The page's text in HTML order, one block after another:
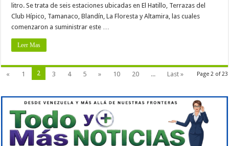
litro. Se trata de seis estaciones ubicadas en El Hatillo, Terrazas del
Club Hípico, Tamanaco, Blandín, La Floresta y Altamira, las cuales
comenzaron a suministrar este …
Leer Mas
Page 2 of 23
« 1 2 3 4 5 » 10 20 ... Last »